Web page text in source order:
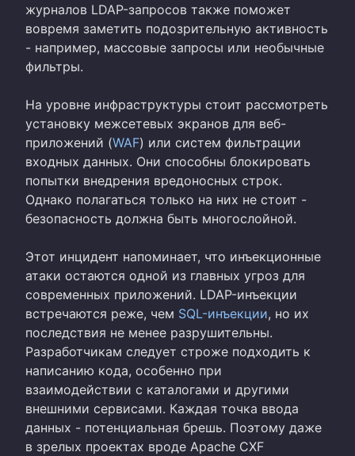
журналов LDAP-запросов также поможет
вовремя заметить подозрительную активность
- например, массовые запросы или необычные
фильтры.
На уровне инфраструктуры стоит рассмотреть
установку межсетевых экранов для веб-
приложений (WAF) или систем фильтрации
входных данных. Они способны блокировать
попытки внедрения вредоносных строк.
Однако полагаться только на них не стоит -
безопасность должна быть многослойной.
Этот инцидент напоминает, что инъекционные
атаки остаются одной из главных угроз для
современных приложений. LDAP-инъекции
встречаются реже, чем SQL-инъекции, но их
последствия не менее разрушительны.
Разработчикам следует строже подходить к
написанию кода, особенно при
взаимодействии с каталогами и другими
внешними сервисами. Каждая точка ввода
данных - потенциальная брешь. Поэтому даже
в зрелых проектах вроде Apache CXF